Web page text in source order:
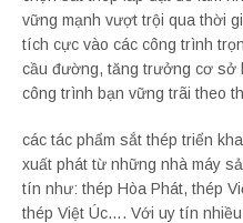
vững mạnh vượt trội qua thời
tích cực vào các công trình
cầu đường, tăng trưởng cơ sở
công trình bạn vững trãi theo
các tác phẩm sắt thép triển
xuất phát từ những nhà máy
tín như: thép Hòa Phát, thép
thép Việt Úc…. Với uy tín